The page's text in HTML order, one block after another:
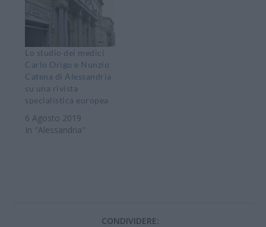
Lo studio dei medici
Carlo Origo e Nunzio
Catena di Alessandria
su una rivista
specialistica europea
6 Agosto 2019
In "Alessandria"
CONDIVIDERE: